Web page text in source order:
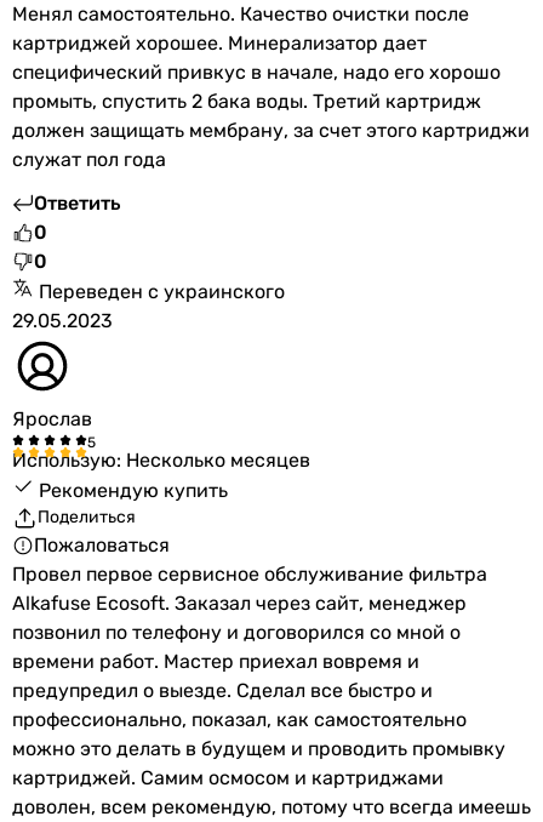
Менял самостоятельно. Качество очистки после
картриджей хорошее. Минерализатор дает
специфический привкус в начале, надо его хорошо
промыть, спустить 2 бака воды. Третий картридж
должен защищать мембрану, за счет этого картриджи
служат пол года
Ответить
0
0
Переведен с украинского
29.05.2023
Ярослав
Использую: Несколько месяцев
Рекомендую купить
Поделиться
Пожаловаться
Провел первое сервисное обслуживание фильтра
Alkafuse Ecosoft. Заказал через сайт, менеджер
позвонил по телефону и договорился со мной о
времени работ. Мастер приехал вовремя и
предупредил о выезде. Сделал все быстро и
профессионально, показал, как самостоятельно
можно это делать в будущем и проводить промывку
картриджей. Самим осмосом и картриджами
доволен, всем рекомендую, потому что всегда имеешь